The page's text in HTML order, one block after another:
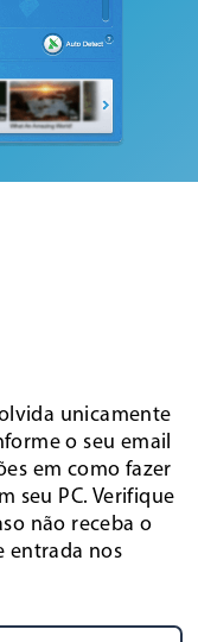
unicamente
o seu email
em como fazer
seu PC. Verifique
não receba o
entrada nos